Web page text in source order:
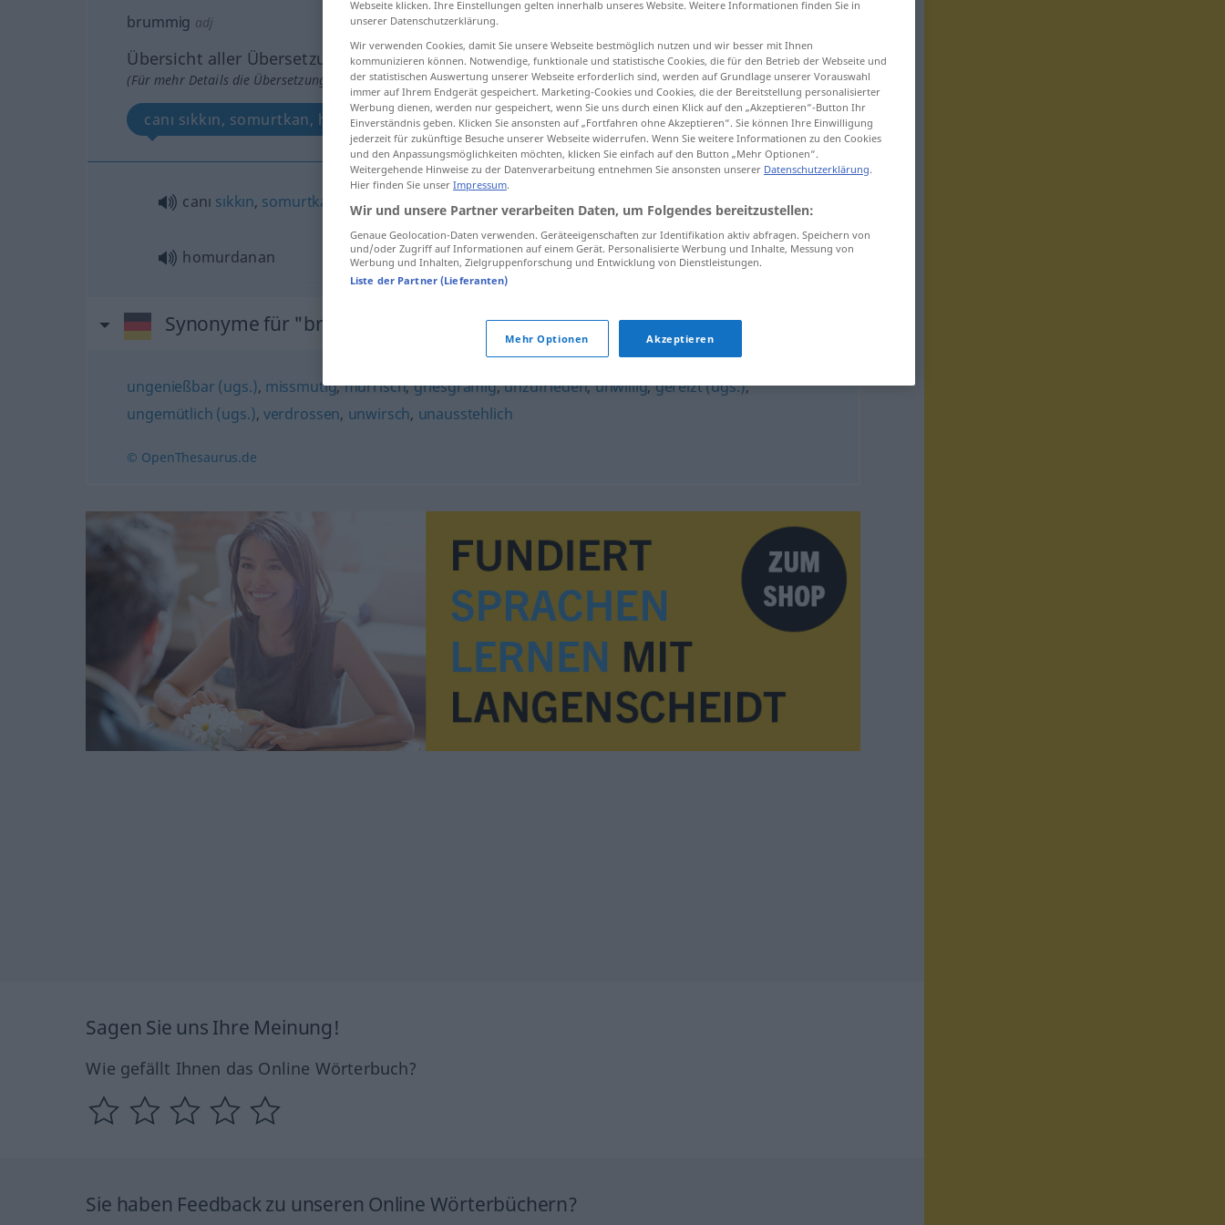
brummig adj
Übersicht aller Übersetzungen
(Für mehr Details die Übersetzung anklicken/antippen)
canı sıkkın, somurtkan, homurdanan
canı sıkkın, somurtkan brummig
homurdanan brummig
Synonyme für "brummig"
ungenießbar (ugs.), missmutig,mürrisch,griesgrämig,unzufrieden,unwillig,gereizt (ugs.),
ungemütlich (ugs.), verdrossen, unwirsch, unausstehlich
© OpenThesaurus.de
Sagen Sie uns Ihre Meinung!
Wie gefällt Ihnen das Online Wörterbuch?
Sie haben Feedback zu unseren Online Wörterbüchern?
Webseite klicken. Ihre Einstellungen gelten innerhalb unseres Website. Weitere Informationen finden Sie in
unserer Datenschutzerklärung.
Wir verwenden Cookies, damit Sie unsere Webseite bestmöglich nutzen und wir besser mit Ihnen
kommunizieren können. Notwendige, funktionale und statistische Cookies, die für den Betrieb der Webseite und
der statistischen Auswertung unserer Webseite erforderlich sind, werden auf Grundlage unserer Vorauswahl
immer auf Ihrem Endgerät gespeichert. Marketing-Cookies und Cookies, die der Bereitstellung personalisierter
Werbung dienen, werden nur gespeichert, wenn Sie uns durch einen Klick auf den „Akzeptieren“-Button Ihr
Einverständnis geben. Klicken Sie ansonsten auf „Fortfahren ohne Akzeptieren“. Sie können Ihre Einwilligung
jederzeit für zukünftige Besuche unserer Webseite widerrufen. Wenn Sie weitere Informationen zu den Cookies
und den Anpassungsmöglichkeiten möchten, klicken Sie einfach auf den Button „Mehr Optionen“.
Weitergehende Hinweise zu der Datenverarbeitung entnehmen Sie ansonsten unserer Datenschutzerklärung.
Hier finden Sie unser Impressum.
Wir und unsere Partner verarbeiten Daten, um Folgendes bereitzustellen:
Genaue Geolocation-Daten verwenden. Geräteeigenschaften zur Identifikation aktiv abfragen. Speichern von
und/oder Zugriff auf Informationen auf einem Gerät. Personalisierte Werbung und Inhalte, Messung von
Werbung und Inhalten, Zielgruppenforschung und Entwicklung von Dienstleistungen.
Liste der Partner (Lieferanten)
Mehr Optionen Akzeptieren